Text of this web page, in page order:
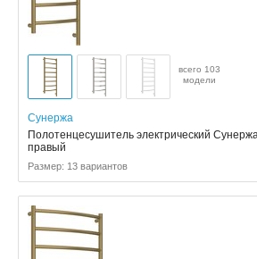
всего 103
модели
Сунержа
Полотенцесушитель электрический
правый
Размер: 13 вариантов